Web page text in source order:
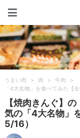
うまい肉 > 肉 > 牛肉 >
「4大名物」を食べてみた【全
【焼肉きんぐ】
気の「4大名物」
5/16）